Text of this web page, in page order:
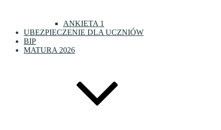
ANKIETA 1
UBEZPIECZENIE DLA UCZNIÓW
BIP
MATURA 2026